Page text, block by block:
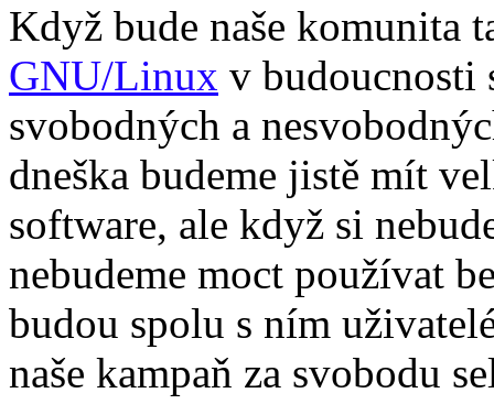
Když bude naše komunita
GNU/Linux v budoucnosti
svobodných a
dneška budeme jistě mít
software, ale když si
nebudeme moct používat
budou spolu s ním
naše kampaň za svobodu